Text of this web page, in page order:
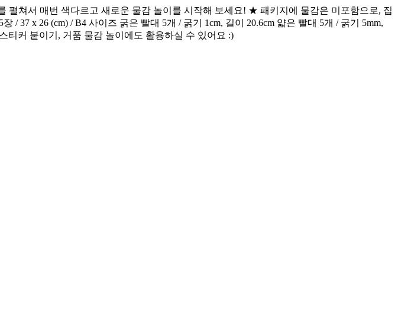
펼쳐서 매번 색다르고 새로운 물감 놀이를 시작해 보세요! ★ 패키지에 물감은 미포함으로, 집
37 x 26 (cm) / B4 사이즈 굵은 빨대 5개 / 굵기 1cm, 길이 20.6cm 얇은 빨대 5개 / 굵기 5mm,
티커 붙이기, 거품 물감 놀이에도 활용하실 수 있어요 :)